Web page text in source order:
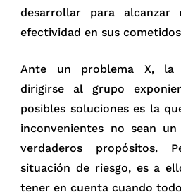
desarrollar para alcanzar
efectividad en sus
Ante un problema X, la
dirigirse al grupo
posibles soluciones es la
inconvenientes no sean
verdaderos propósitos.
situación de riesgo, es a
tener en cuenta cuando